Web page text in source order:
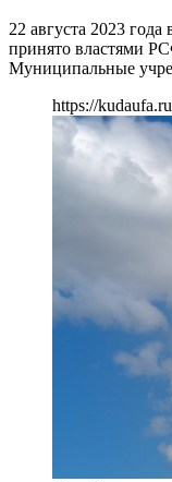
22 августа 2023
принято властями
Муниципальные
https://